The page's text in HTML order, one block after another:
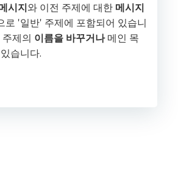
시지와 이전 주제에 대한 메시지
로 '일반' 주제에 포함되어 있습니
제의 이름을 바꾸거나메인 목
있습니다.